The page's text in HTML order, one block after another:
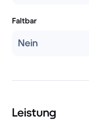
Faltbar
Nein
Leistung